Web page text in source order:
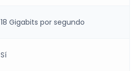
18 Gigabits por segundo
Sí